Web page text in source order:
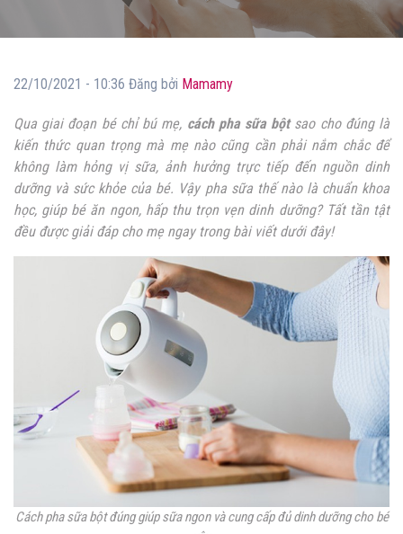
22/10/2021 - 10:36 Đăng bởi Mamamy
Qua giai đoạn bé chỉ bú mẹ, cách pha sữa bộtsao cho đúng là
kiến thức quan trọng mà mẹ nào cũng cần phải nắm chắc để
không làm hỏng vị sữa, ảnh hưởng trực tiếp đến nguồn dinh
dưỡng và sức khỏe của bé. Vậy pha sữa thế nào là chuẩn khoa
học, giúp bé ăn ngon, hấp thu trọn vẹn dinh dưỡng? Tất tần tật
đều được giải đáp cho mẹ ngay trong bài viết dưới đây!
Cách pha sữa bột đúng giúp sữa ngon và cung cấp đủ dinh dưỡng cho bé